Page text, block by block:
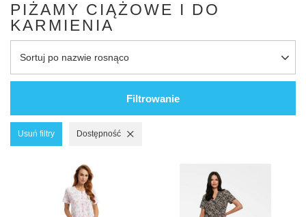
PIŻAMY CIĄŻOWE I DO
KARMIENIA
Sortuj po nazwie rosnąco
Filtrowanie
Usuń filtry Dostępność